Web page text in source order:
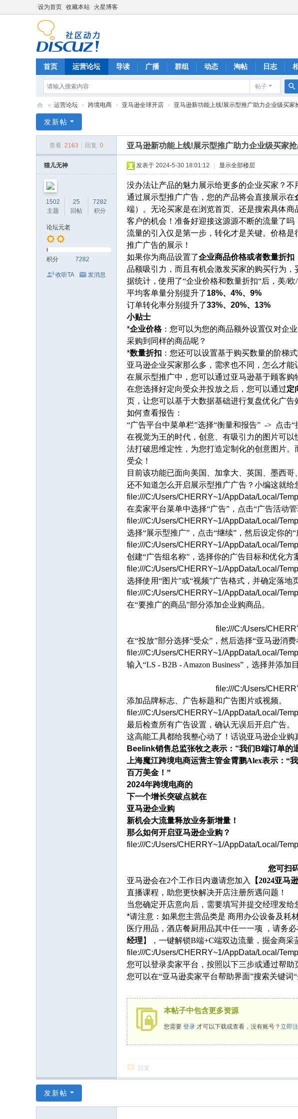
设为首页 收藏本站 火星博客
首页 运营论坛 导读 广播 群组 动态 淘帖 日志
帖子
商
» 运营论坛 › 跨境电商 › 亚马逊全球开店 › 亚马逊新功能上线!展示型推广助力企业级买家
发新帖
查看: 2163 回复: 0 亚马逊新功能上线!展示型推广助力企业级买家
猫儿无神
1502
主题
25
回帖
7282
积分
论坛元老
积分 7282
收听TA 发消息
发表于 2024-5-30 18:01:12 显示全部楼层
没办法让产品的魅力展示给更多的企业买家？不
通过展示型推广广告，您的产品将会直接展示在
端）。无论买家是在浏览首页、还是搜索具体
客户的机会！准备好迎接这源源不断的流量了吗
流量的引入仅是第一步，转化才是关键。价格
推广广告的展示！
如果你为商品设置了企业商品价格或者数量折扣
品额吸引力，而且有机会激发买家的购买行为，
据统计，使用了“企业价格和数量折扣“后，美/
平均客单量分别提升了18%、4%、9%
订单转化率分别提升了33%、20%、13%
小贴士
*企业价格：您可以为您的商品额外设置仅对企
采购到同样的商品呢？
*数量折扣 ：您还可以设置基于购买数量的阶梯
亚马逊企业买家那么多，需求也不同，怎么才
在展示型推广中，您可以通过亚马逊基于顾客购
在您选择好定向受众并投放之后，您可以通过定
页，让您可以基于大数据基础进行复盘优化广告
如何查看报告：
“广告平台中菜单栏”选择“衡量和报告” -> 点击
在视觉为王的时代，创意、有吸引力的图片可
法打破思维定性，为您打造定制化的创意图片
受众！
目前该功能已面向美国、加拿大、英国、墨西
还不知道怎么开启展示型推广广告？小编这就给
file:///C:/Users/CHERRY~1/AppData/Local/
在卖家平台菜单中选择“广告”，点击“广告活动
file:///C:/Users/CHERRY~1/AppData/Local/
选择“展示型推广”，点击“继续”，然后设定你的
file:///C:/Users/CHERRY~1/AppData/Local/
创建“广告组名称”，选择你的广告目标和优化方
file:///C:/Users/CHERRY~1/AppData/Local/
选择使用“图片”或“视频”广告格式，并确定落地
file:///C:/Users/CHERRY~1/AppData/Local/
在“要推广的商品”部分添加企业购商品。
file:///C:/Users/
在“投放”部分选择“受众”，然后选择“亚马逊消
file:///C:/Users/CHERRY~1/AppData/Local/
输入“LS - B2B - Amazon Business”，选择并添加
file:///C:/Users/
添加品牌标志、广告标题和广告图片或视频。
file:///C:/Users/CHERRY~1/AppData/Local/
最后检查所有广告设置，确认无误后开启广告。
这高能工具都给我整心动了！话说亚马逊企业购
Beelink销售总监张牧之表示：“我们B端订单的
上海魔江跨境电商运营主管金霄鹏Alex表示：“
百万美金！”
2024年跨境电商的
下一个增长突破点就在
亚马逊企业购
新机会大流量释放业务新增量！
那么如何开启亚马逊企业购？
file:///C:/Users/CHERRY~1/AppData/Local/
您可扫
亚马逊会在2个工作日内邀请您加入 【2024亚马
直播课程，助您更快解决开店注册所遇问题！
当您确定开店意向后，需要填写并提交经理发给
*请注意：如果您主营品类是 商用办公设备及耗
医疗用品，酒店餐厨用品其中任一一项 ，请务
经理 】，一键解锁B端+C端双边流量，掘金商采
file:///C:/Users/CHERRY~1/AppData/Local/
您可以登录卖家平台，按照以下三步或通过帮助
您可以在“亚马逊卖家平台帮助界面”搜索关键
本帖子中包含更多资源
您需要 登录 才可以下载或查看，没有账号？ 立即
回复
发新帖